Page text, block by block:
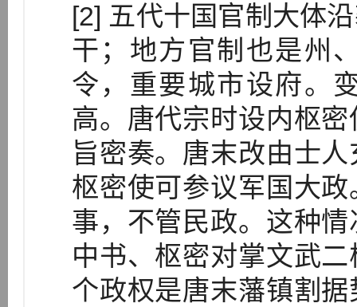
[2] 五代十国官制大体
干；地方官制也是州
令，重要城市设府。
高。唐代宗时设内枢
旨密奏。唐末改由士
枢密使可参议军国大
事，不管民政。这种
中书、枢密对掌文武
个政权是唐末藩镇割